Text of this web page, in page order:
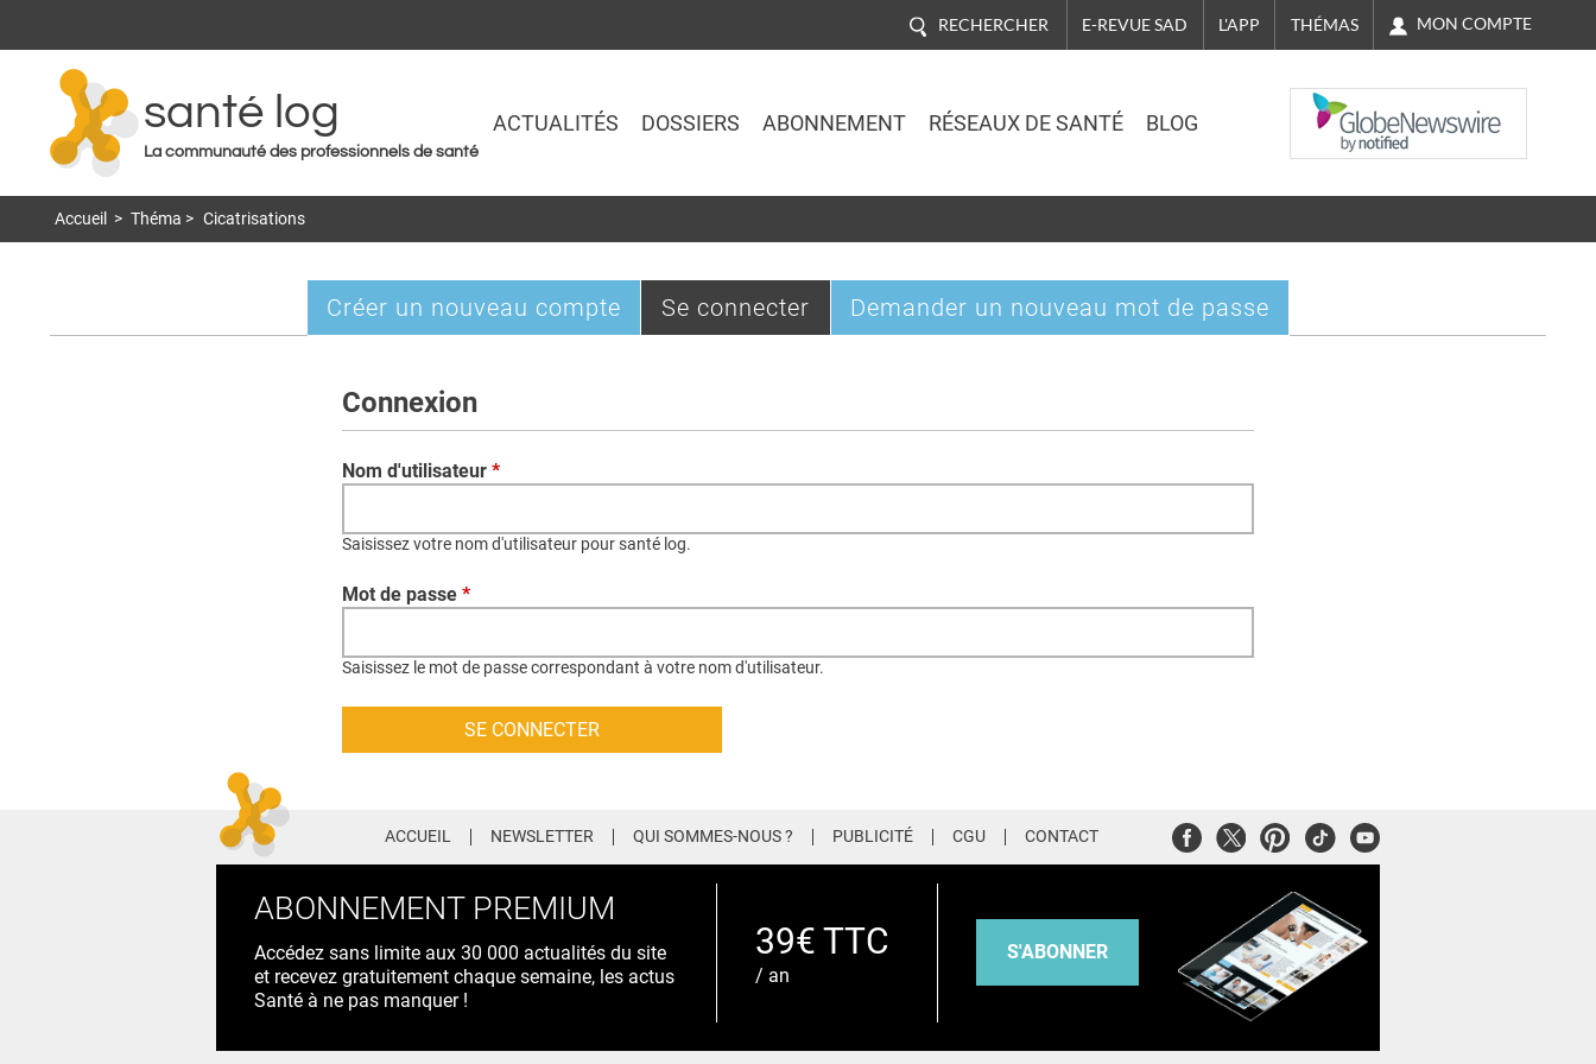
RECHERCHER E-REVUE SAD L'APP THÉMAS MON COMPTE
santé log
La communauté des professionnels de santé
ACTUALITÉS DOSSIERS ABONNEMENT RÉSEAUX DE SANTÉ BLOG
NASDAQ
Accueil > Théma > Cicatrisations
Onglets
Créer un nouveau compte Se connecter (onglet
actif)
Demander un nouveau mot de passe
Connexion
Nom d'utilisateur *
Saisissez votre nom d'utilisateur pour santé log.
Mot de passe *
Saisissez le mot de passe correspondant à votre nom d'utilisateur.
ACCUEIL NEWSLETTER QUI SOMMES-NOUS ? PUBLICITÉ CGU CONTACT FacebookTwitterPinterest
TiktokYoutube
ABONNEMENT PREMIUM
Accédez sans limite aux 30 000 actualités du site
et recevez gratuitement chaque semaine, les actus
Santé à ne pas manquer !
39€ TTC
/ an
S'ABONNER